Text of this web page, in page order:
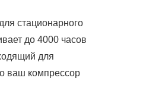
стационарного
до 4000 часов
для
ваш компрессор